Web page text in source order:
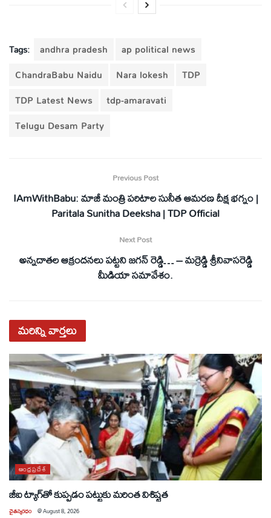
Tags: andhra pradesh
ap political news
ChandraBabu Naidu
Nara lokesh
TDP
TDP Latest News
tdp-amaravati
Telugu Desam Party
Previous Post
IAmWithBabu: మాజీ మంత్రి పరిటాల సునీత ఆమరణ దీక్ష భగ్నం |
Paritala Sunitha Deeksha | TDP Official
Next Post
అన్నదాతల ఆక్రందనలు పట్టని జగన్ రెడ్డి… – మర్రెడ్డి శ్రీనివాసరెడ్డి
మీడియా సమావేశం.
మరిన్నివార్తలు
ఆంధ్రప్రదేశ్
జీఐ ట్యాగ్‌తో కుప్పడం పట్టుకు మరింత విశిష్టత
చైతన్యరధం @August 8, 2026